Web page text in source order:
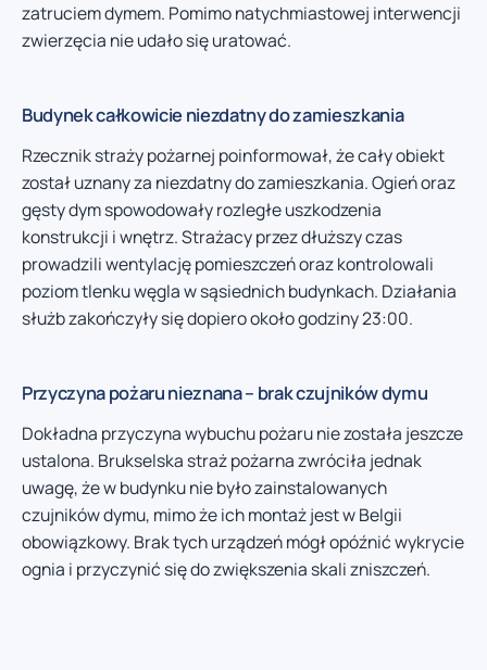
zatruciem dymem. Pomimo natychmiastowej interwencji
zwierzęcia nie udało się uratować.
Budynek całkowicie niezdatny do zamieszkania
Rzecznik straży pożarnej poinformował, że cały obiekt
został uznany za niezdatny do zamieszkania. Ogień oraz
gęsty dym spowodowały rozległe uszkodzenia
konstrukcji i wnętrz. Strażacy przez dłuższy czas
prowadzili wentylację pomieszczeń oraz kontrolowali
poziom tlenku węgla w sąsiednich budynkach. Działania
służb zakończyły się dopiero około godziny 23:00.
Przyczyna pożaru nieznana – brak czujników dymu
Dokładna przyczyna wybuchu pożaru nie została jeszcze
ustalona. Brukselska straż pożarna zwróciła jednak
uwagę, że w budynku nie było zainstalowanych
czujników dymu, mimo że ich montaż jest w Belgii
obowiązkowy. Brak tych urządzeń mógł opóźnić wykrycie
ognia i przyczynić się do zwiększenia skali zniszczeń.